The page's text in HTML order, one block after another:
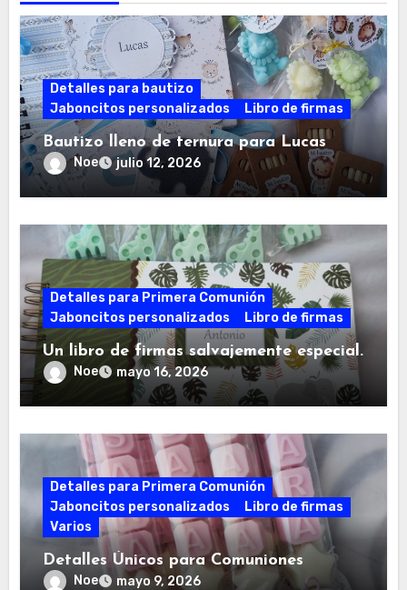
Detalles para bautizo
Jaboncitos personalizados
Libro de firmas
Bautizo lleno de ternura para Lucas
Noe julio 12, 2026
Detalles para Primera Comunión
Jaboncitos personalizados
Libro de firmas
Un libro de firmas salvajemente especial.
Noe mayo 16, 2026
Detalles para Primera Comunión
Jaboncitos personalizados
Libro de firmas
Varios
Detalles Únicos para Comuniones
Noe mayo 9, 2026